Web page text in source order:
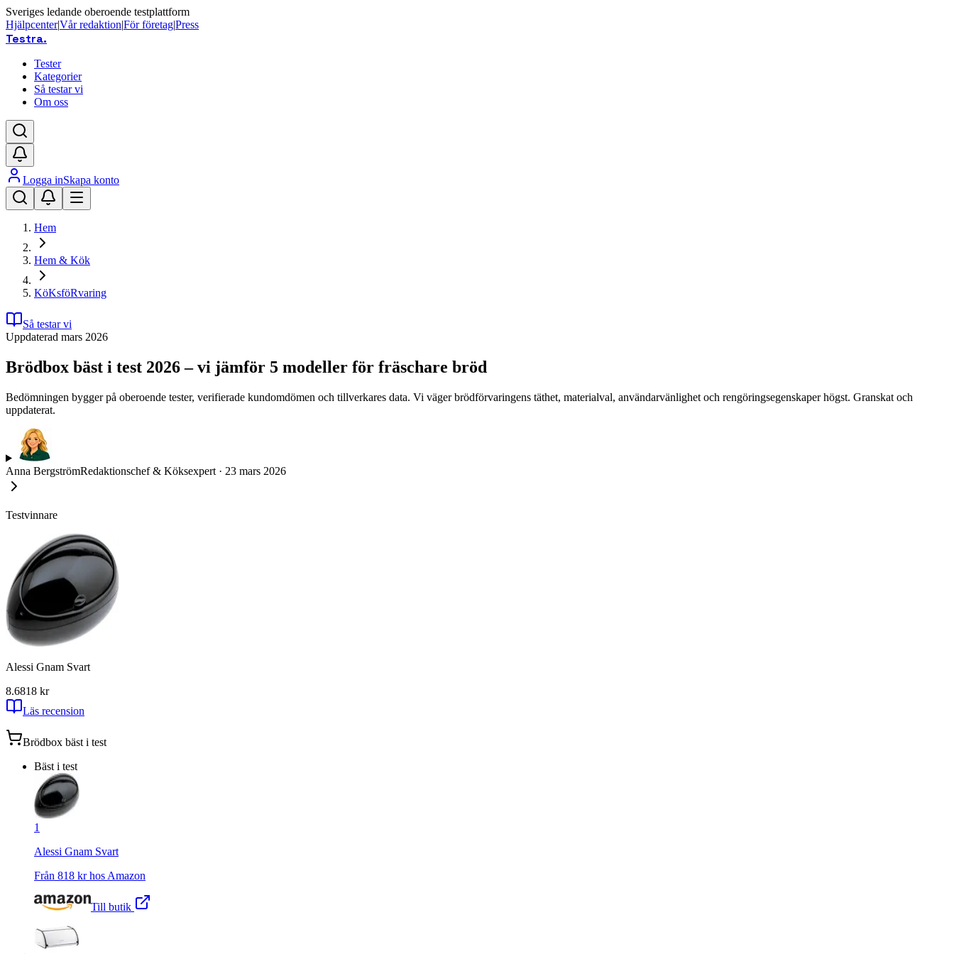
Sveriges ledande oberoende testplattform
Hjälpcenter|Vår redaktion|För företag|Press
Testra.
Tester
Kategorier
Så testar vi
Om oss
Logga inSkapa konto
Hem
Hem & Kök
KöKsföRvaring
Så testar vi
Uppdaterad mars 2026
Brödbox bäst i test 2026 – vi jämför 5 modeller för fräschare bröd
Bedömningen bygger på oberoende tester, verifierade kundomdömen och tillverkares data. Vi väger brödförvaringens täthet, materialval, användarvänlighet och rengöringsegenskaper högst. Granskat och
uppdaterat.
Anna BergströmRedaktionschef & Köksexpert · 23 mars 2026
Testvinnare
Alessi Gnam Svart
8.6818 kr
Läs recension
Brödbox bäst i test
Bäst i test
1
Alessi Gnam Svart
Från 818 kr hos Amazon
Till butik